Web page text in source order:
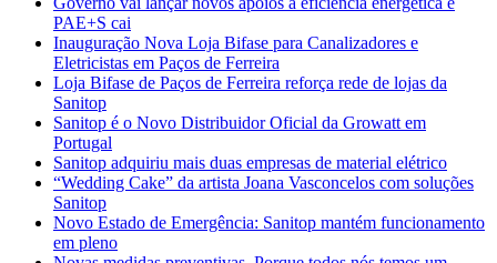
PAE+S cai
Inauguração Nova Loja Bifase para Canalizadores e
Eletricistas em Paços de Ferreira
Loja Bifase de Paços de Ferreira reforça rede de lojas da
Sanitop
Sanitop é o Novo Distribuidor Oficial da Growatt em
Portugal
Sanitop adquiriu mais duas empresas de material elétrico
“Wedding Cake” da artista Joana Vasconcelos com soluções
Sanitop
Novo Estado de Emergência: Sanitop mantém funcionamento
em pleno